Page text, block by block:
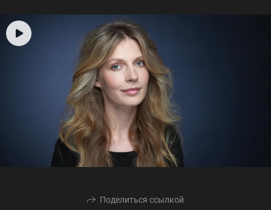
Поделиться ссылкой